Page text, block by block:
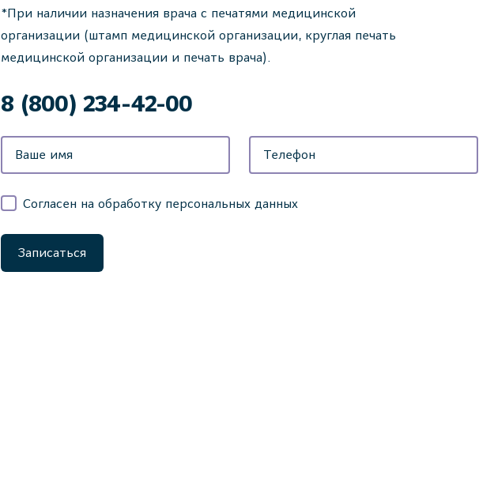
*При наличии назначения врача с печатями медицинской
организации (штамп медицинской организации, круглая печать
медицинской организации и печать врача).
8 (800) 234-42-00
Согласен на обработку персональных данных
Записаться